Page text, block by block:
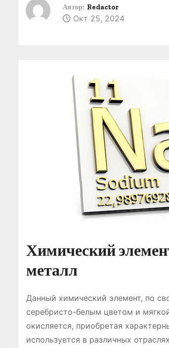
Автор: Redactor
Окт 25, 2024
Химический
металл
Данный химический элемент, по
серебристо-белым цветом и
окисляется, приобретая
используется в различных